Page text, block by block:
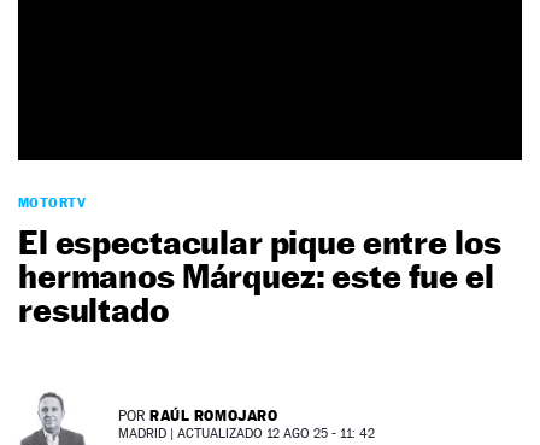
MOTORTV
El espectacular pique entre los
hermanos Márquez: este fue el
resultado
POR RAÚL ROMOJARO
MADRID | ACTUALIZADO 12 AGO 25 - 11: 42